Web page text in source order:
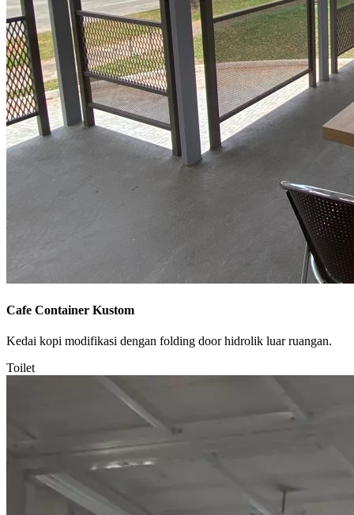
Cafe Container Kustom
Kedai kopi modifikasi dengan folding door hidrolik luar ruangan.
Toilet